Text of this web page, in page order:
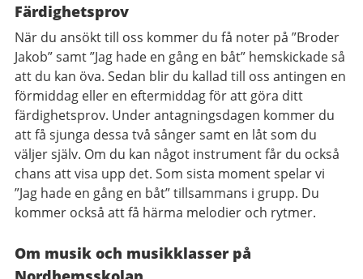
Färdighetsprov
När du ansökt till oss kommer du få noter på ”Broder
Jakob” samt ”Jag hade en gång en båt” hemskickade så
att du kan öva. Sedan blir du kallad till oss antingen en
förmiddag eller en eftermiddag för att göra ditt
färdighetsprov. Under antagningsdagen kommer du
att få sjunga dessa två sånger samt en låt som du
väljer själv. Om du kan något instrument får du också
chans att visa upp det. Som sista moment spelar vi
”Jag hade en gång en båt” tillsammans i grupp. Du
kommer också att få härma melodier och rytmer.
Om musik och musikklasser på